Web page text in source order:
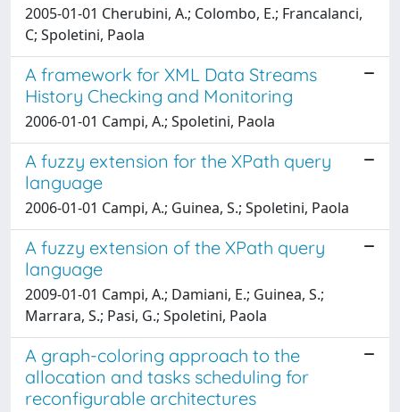
2005-01-01 Cherubini, A.; Colombo, E.; Francalanci,
C; Spoletini, Paola
A framework for XML Data Streams
History Checking and Monitoring
2006-01-01 Campi, A.; Spoletini, Paola
A fuzzy extension for the XPath query
language
2006-01-01 Campi, A.; Guinea, S.; Spoletini, Paola
A fuzzy extension of the XPath query
language
2009-01-01 Campi, A.; Damiani, E.; Guinea, S.;
Marrara, S.; Pasi, G.; Spoletini, Paola
A graph-coloring approach to the
allocation and tasks scheduling for
reconfigurable architectures